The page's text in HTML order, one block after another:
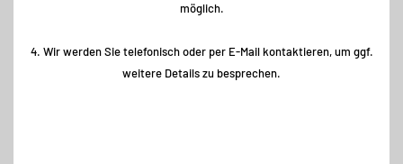
möglich.
4. Wir werden Sie telefonisch oder per E-Mail kontaktieren, um ggf.
weitere Details zu besprechen.